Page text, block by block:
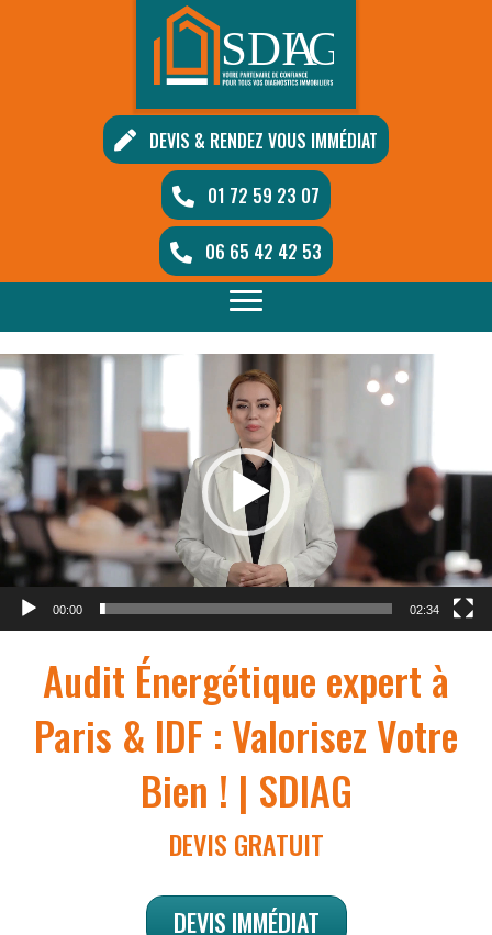
DEVIS & RENDEZ VOUS IMMÉDIAT
01 72 59 23 07
06 65 42 42 53
Lecteur
00:00 02:34
Audit Énergétique expert à
Paris & IDF : Valorisez Votre
Bien ! | SDIAG
DEVIS GRATUIT
DEVIS IMMÉDIAT